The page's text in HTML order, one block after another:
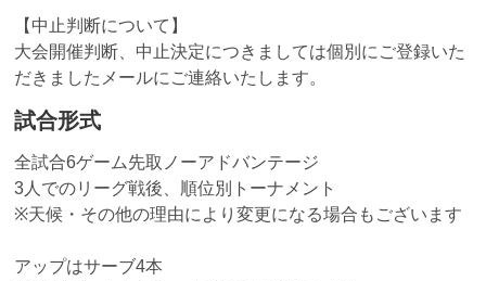
【中止判断について】
大会開催判断、中止決定につきましては個別にご登録いた
だきましたメールにご連絡いたします。
試合形式
全試合6ゲーム先取ノーアドバンテージ
3人でのリーグ戦後、順位別トーナメント
※天候・その他の理由により変更になる場合もございます
アップはサーブ4本